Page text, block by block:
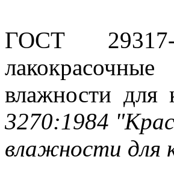
ГОСТ
влажности для
3270:1984
влажности для